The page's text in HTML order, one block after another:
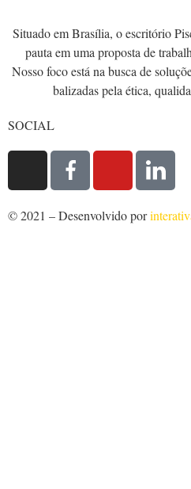
Situado em Brasília, o escritório
pauta em uma proposta de
Nosso foco está na busca de
balizadas pela ética,
SOCIAL
© 2021 – Desenvolvido por